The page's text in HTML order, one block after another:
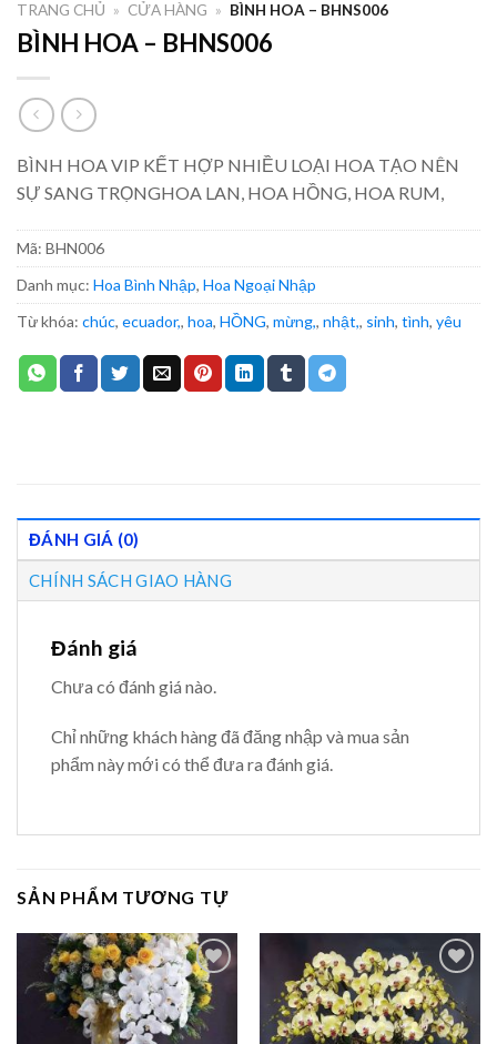
TRANG CHỦ » CỬA HÀNG » BÌNH HOA – BHNS006
BÌNH HOA – BHNS006
BÌNH HOA VIP KẾT HỢP NHIỀU LOẠI HOA TẠO NÊN
SỰ SANG TRỌNGHOA LAN, HOA HỒNG, HOA RUM,
Mã: BHN006
Danh mục: Hoa Bình Nhập, Hoa Ngoại Nhập
Từ khóa: chúc, ecuador,, hoa, HỒNG, mừng,, nhật,, sinh, tình, yêu
ĐÁNH GIÁ (0)
CHÍNH SÁCH GIAO HÀNG
Đánh giá
Chưa có đánh giá nào.
Chỉ những khách hàng đã đăng nhập và mua sản
phẩm này mới có thể đưa ra đánh giá.
SẢN PHẨM TƯƠNG TỰ